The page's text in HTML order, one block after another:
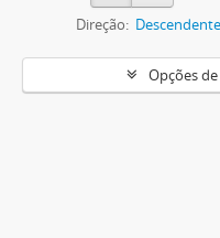
Direção: Descendente
Opções